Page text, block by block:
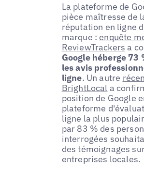
La plateforme de
pièce maîtresse de
réputation en ligne
marque : enquête
ReviewTrackers a
Google héberge 73
les avis
ligne. Un autre
BrightLocal a
position de Google
plateforme
ligne la plus
par 83 % des
interrogées
des témoignages
entreprises locales.